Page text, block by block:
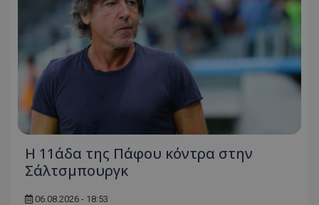
Η 11άδα της Πάφου κόντρα στην
Σάλτσμπουργκ
06.08.2026 - 18:53